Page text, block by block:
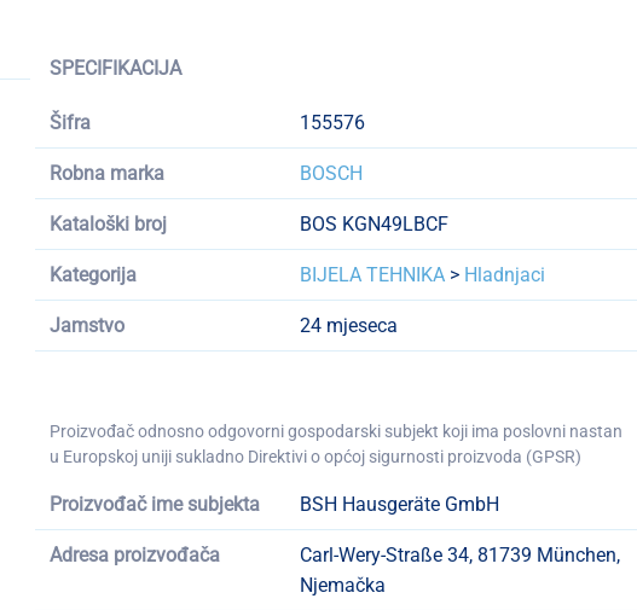
SPECIFIKACIJA
Šifra 155576
Robna marka BOSCH
Kataloški broj BOS KGN49LBCF
Kategorija BIJELA TEHNIKA > Hladnjaci
Jamstvo 24 mjeseca
Proizvođač odnosno odgovorni gospodarski subjekt koji ima poslovni nastan
u Europskoj uniji sukladno Direktivi o općoj sigurnosti proizvoda (GPSR)
Proizvođač ime subjekta BSH Hausgeräte GmbH
Adresa proizvođača
Carl-Wery-Straße 34, 81739 München,
Njemačka